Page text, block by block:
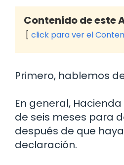
Contenido de este
click para ver el
Primero, hablemos
En general,
de seis meses para
después de que
declaración.